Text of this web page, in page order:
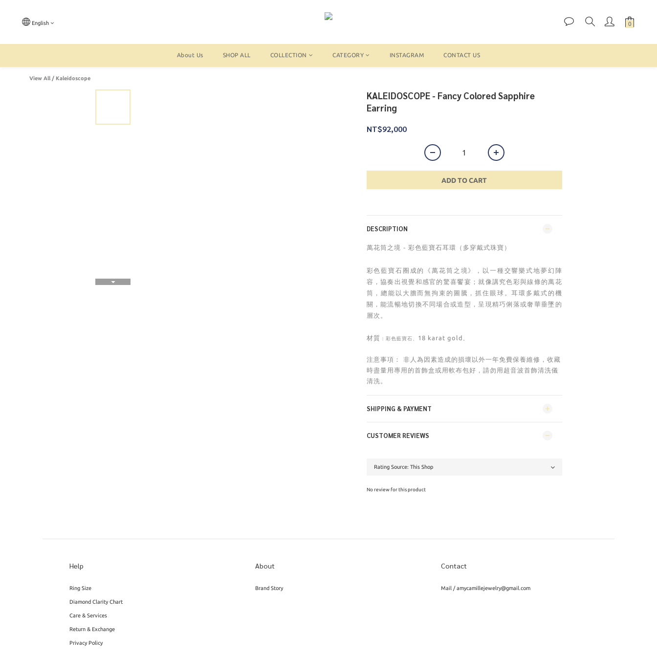
English
About Us SHOP ALL COLLECTION CATEGORY INSTAGRAM CONTACT US
View All / Kaleidoscope
KALEIDOSCOPE - Fancy Colored Sapphire
Earring
NT$92,000
ADD TO CART
DESCRIPTION
萬花筒之境 - 彩色藍寶石耳環 （ 多穿戴式珠寶）
彩色藍寶石圈成的《萬花筒之境》，以一種交響樂式地夢幻陣
容，協奏出視覺和感官的驚喜饗宴；就像講究色彩與線條的萬花
筒，總能以大膽而無拘束的圖騰，抓住眼球。耳環多戴式的機
關，能流暢地切換不同場合或造型，呈現精巧俐落或奢華垂墜的
層次。
材質 ： 彩色藍寶石 18 karat gold
注意事項： 非人為因素造成的損壞以外一年免費保養維修，收藏
時盡量用專用的首飾盒或用軟布包好，請勿用超音波首飾清洗儀
清洗。
SHIPPING & PAYMENT
CUSTOMER REVIEWS
No review for this product
Help
Ring Size
Diamond Clarity Chart
Care & Services
Return & Exchange
Privacy Policy
About
Brand Story
Contact
Mail / amycamillejewelry@gmail.com